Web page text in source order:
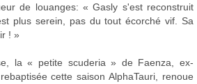
de louanges: « Gasly s'est reconstruit
plus serein, pas du tout écorché vif. Sa
! »
la « petite scuderia » de Faenza, ex-
cette saison AlphaTauri, renoue